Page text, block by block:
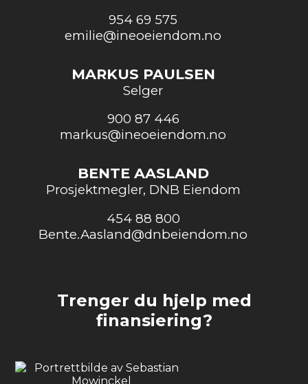
954 69 575
emilie@ineoeiendom.no
MARKUS PAULSEN
Selger
900 87 446
markus@ineoeiendom.no
BENTE AASLAND
Prosjektmegler, DNB Eiendom
454 88 800
Bente.Aasland@dnbeiendom.no
Trenger du hjelp med
finansiering?